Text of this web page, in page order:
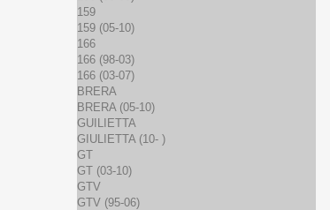
159
159 (05-10)
166
166 (98-03)
166 (03-07)
BRERA
BRERA (05-10)
GUILIETTA
GIULIETTA (10- )
GT
GT (03-10)
GTV
GTV (95-06)